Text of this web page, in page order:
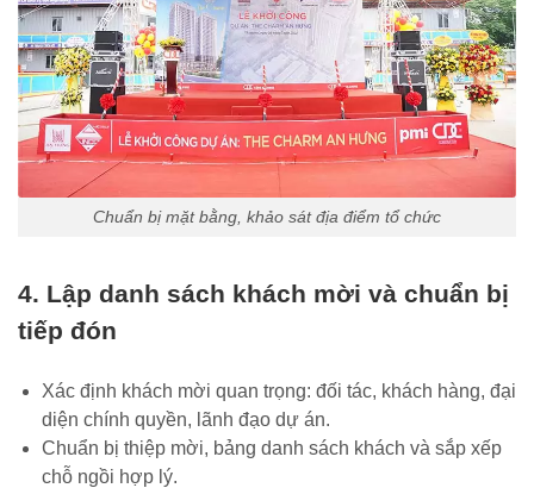
Chuẩn bị mặt bằng, khảo sát địa điểm tổ chức
4. Lập danh sách khách mời và chuẩn bị
tiếp đón
Xác định khách mời quan trọng: đối tác, khách hàng, đại
diện chính quyền, lãnh đạo dự án.
Chuẩn bị thiệp mời, bảng danh sách khách và sắp xếp
chỗ ngồi hợp lý.